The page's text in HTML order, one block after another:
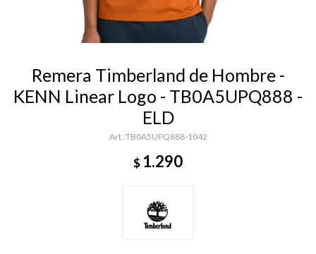
Remera Timberland de Hombre -
KENN Linear Logo - TB0A5UPQ888 -
ELD
TB0A5UPQ888-1042
$ 1.290